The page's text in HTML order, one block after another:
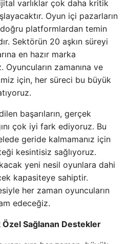
varlıklar çok daha kritik
Oyun içi pazarların
doğru platformlardan temin
Sektörün 20 aşkın süreyi
en hazır marka
zamanına ve
için, her süreci bu büyük
başarıların, gerçek
çok iyi fark ediyoruz. Bu
geride kalmamanız için
kesintisiz sağlıyoruz.
yeni nesil oyunlara dahi
kapasiteye sahiptir.
her zaman oyuncuların
edeceğiz.
Özel Sağlanan Destekler